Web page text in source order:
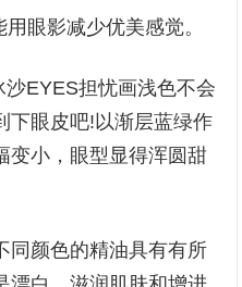
眼影减少优美感觉。
EYES担忧画浅色不会
下眼皮吧!以渐层蓝绿作
变小，眼型显得浑圆甜
同颜色的精油具有有所